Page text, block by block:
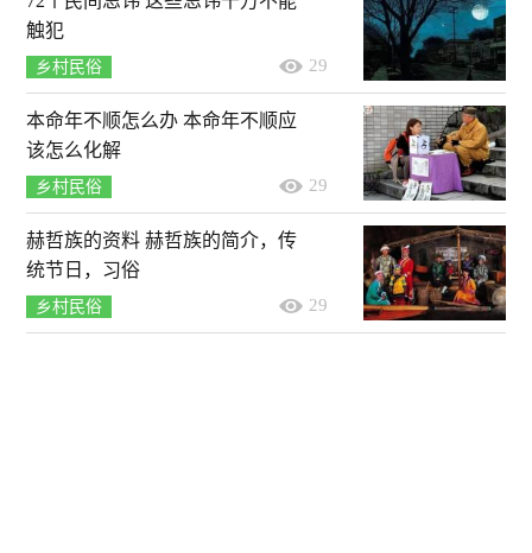
触犯
乡村民俗 29
本命年不顺怎么办 本命年不顺应
该怎么化解
乡村民俗 29
赫哲族的资料 赫哲族的简介，传
统节日，习俗
乡村民俗 29